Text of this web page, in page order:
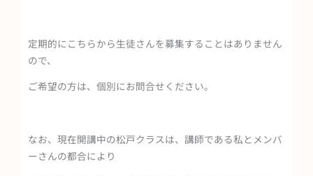
定期的にこちらから生徒さんを募集することはありません
ので、
ご希望の方は、個別にお問合せください。
なお、現在開講中の松戸クラスは、講師である私とメンバ
ーさんの都合により